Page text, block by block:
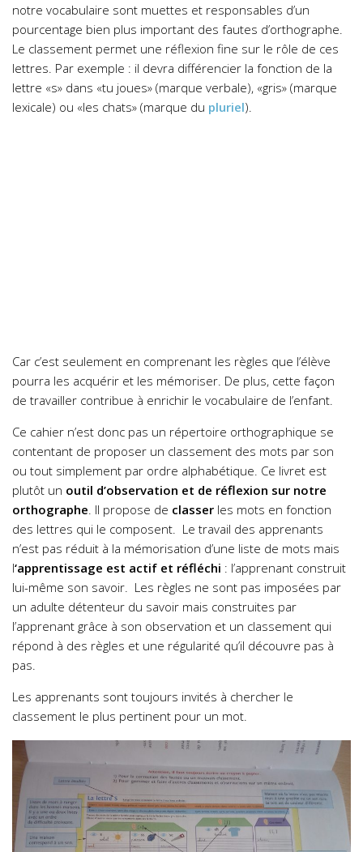
notre vocabulaire sont muettes et responsables d’un
pourcentage bien plus important des fautes d’orthographe.
Le classement permet une réflexion fine sur le rôle de ces
lettres. Par exemple : il devra différencier la fonction de la
lettre «s» dans «tu joues» (marque verbale), «gris» (marque
lexicale) ou «les chats» (marque du pluriel).
Car c’est seulement en comprenant les règles que l’élève
pourra les acquérir et les mémoriser. De plus, cette façon
de travailler contribue à enrichir le vocabulaire de l’enfant.
Ce cahier n’est donc pas un répertoire orthographique se
contentant de proposer un classement des mots par son
ou tout simplement par ordre alphabétique. Ce livret est
plutôt un outil d’observation et de réflexion sur notre
orthographe . Il propose de classer les mots en fonction
des lettres qui le composent. Le travail des apprenants
n’est pas réduit à la mémorisation d’une liste de mots mais
l‘apprentissage est actif et réfléchi : l’apprenant construit
lui-même son savoir. Les règles ne sont pas imposées par
un adulte détenteur du savoir mais construites par
l’apprenant grâce à son observation et un classement qui
répond à des règles et une régularité qu’il découvre pas à
pas.
Les apprenants sont toujours invités à chercher le
classement le plus pertinent pour un mot.